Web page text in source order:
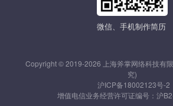
微信、手机制作简历
Copyright © 2019-2026 上海斧掌网络科技有
究)
沪ICP备18002123号-2
增值电信业务经营许可证编号： 沪